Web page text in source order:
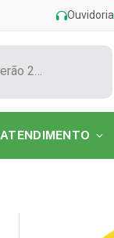
Ouvidoria
Show de Tarcísio do Acordeon encerra o Festival de Verão 2026 na Praia do Caripi
ATENDIMENTO